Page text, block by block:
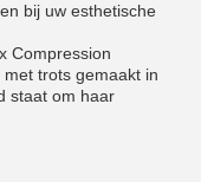
bij uw esthetische
Compression
trots gemaakt in
staat om haar